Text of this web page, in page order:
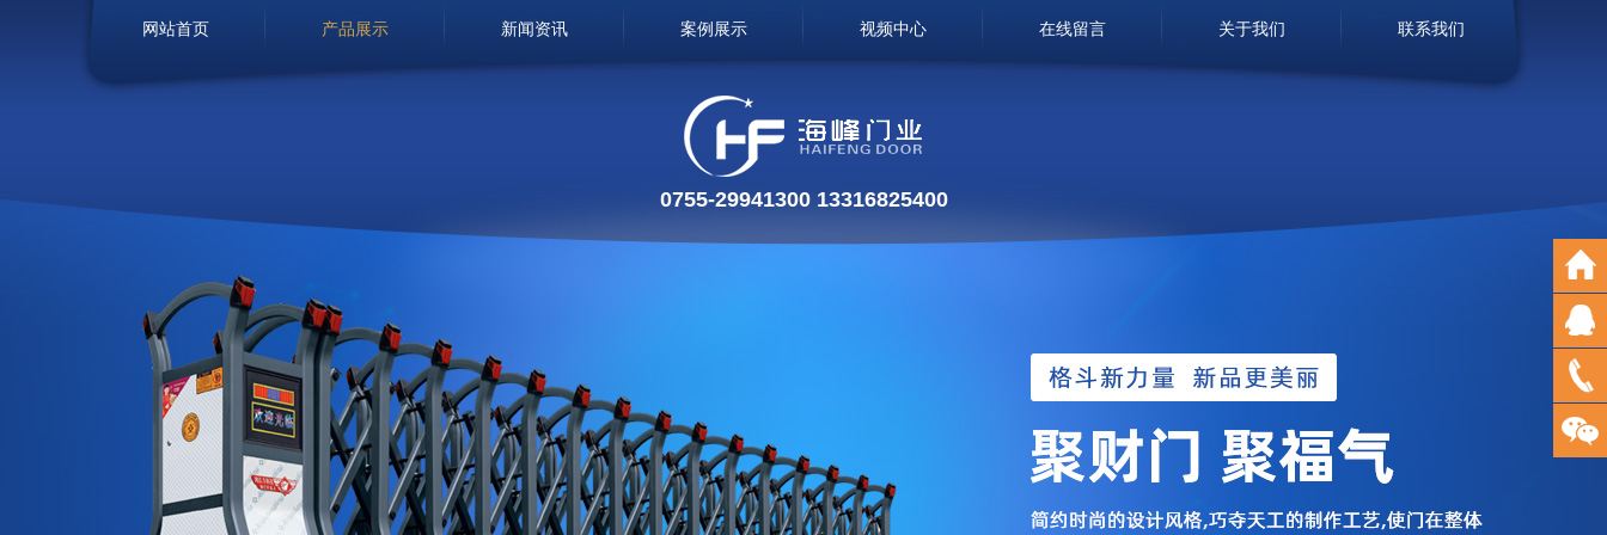
网站首页 产品展示 新闻资讯 案例展示 视频中心 在线留言 关于我们 联系我们
0755-29941300 13316825400